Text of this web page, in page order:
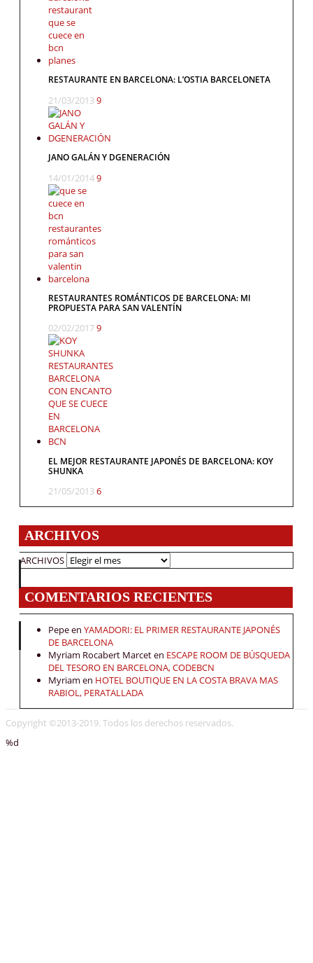
RESTAURANTE EN BARCELONA: L’OSTIA BARCELONETA
21/03/20139
JANO GALÁN Y DGENERACIÓN
14/01/20149
RESTAURANTES ROMÁNTICOS DE BARCELONA: MI
PROPUESTA PARA SAN VALENTÍN
02/02/20179
EL MEJOR RESTAURANTE JAPONÉS DE BARCELONA: KOY
SHUNKA
21/05/20136
ARCHIVOS
ARCHIVOS
COMENTARIOS RECIENTES
Pepeen YAMADORI: EL PRIMER RESTAURANTE JAPONÉS
DE BARCELONA
Myriam Rocabert Marceten ESCAPE ROOM DE BÚSQUEDA
DEL TESORO EN BARCELONA, CODEBCN
Myriam en HOTEL BOUTIQUE EN LA COSTA BRAVA MAS
RABIOL, PERATALLADA
Copyright ©2013-2019. Todos los derechos reservados.
%d